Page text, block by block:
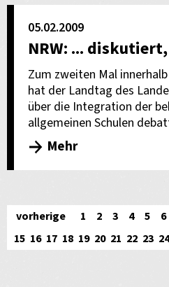
05.02.2009
NRW: ...
Zum zweiten Mal
hat der Landtag des
über die Integration der
allgemeinen Schulen
Mehr
vorherige 1 2 3 4 5 6
15 16 17 18 19 20 21 22 23 24